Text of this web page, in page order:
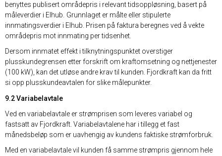
benyttes publisert områdepris i relevant tidsoppløsning, basert på
måleverdier i Elhub. Grunnlaget er målte eller stipulerte
innmatingsverdier i Elhub. Prisen på faktura beregnes ved å vekte
områdepris mot innmating per tidsenhet.
Dersom innmatet effekt i tilknytningspunktet overstiger
plusskundegrensen etter forskrift om kraftomsetning og nettjenester
(100 kW), kan det utløse andre krav til kunden. Fjordkraft kan da fritt
si opp plusskundeavtalen for slike målepunkter.
9.2 Variabelavtale
Ved en variabelavtale er strømprisen som leveres variabel og
fastsatt av Fjordkraft. Variabelavtalene har i tillegg et fast
månedsbeløp som er uavhengig av kundens faktiske strømforbruk.
Med en variabelavtale vil kunden få samme strømpris gjennom hele